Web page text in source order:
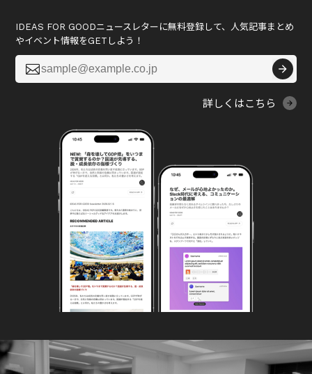
IDEAS FOR GOODニュースレターに無料登録して、人気記事まとめ
やイベント情報をGETしよう！

詳しくはこちら